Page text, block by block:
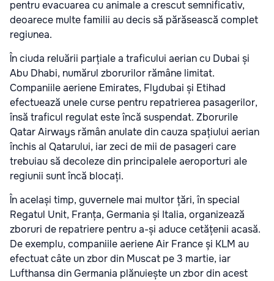
pentru evacuarea cu animale a crescut semnificativ,
deoarece multe familii au decis să părăsească complet
regiunea.
În ciuda reluării parțiale a traficului aerian cu Dubai și
Abu Dhabi, numărul zborurilor rămâne limitat.
Companiile aeriene Emirates, Flydubai și Etihad
efectuează unele curse pentru repatrierea pasagerilor,
însă traficul regulat este încă suspendat. Zborurile
Qatar Airways rămân anulate din cauza spațiului aerian
închis al Qatarului, iar zeci de mii de pasageri care
trebuiau să decoleze din principalele aeroporturi ale
regiunii sunt încă blocați.
În același timp, guvernele mai multor țări, în special
Regatul Unit, Franța, Germania și Italia, organizează
zboruri de repatriere pentru a-și aduce cetățenii acasă.
De exemplu, companiile aeriene Air France și KLM au
efectuat câte un zbor din Muscat pe 3 martie, iar
Lufthansa din Germania plănuiește un zbor din acest